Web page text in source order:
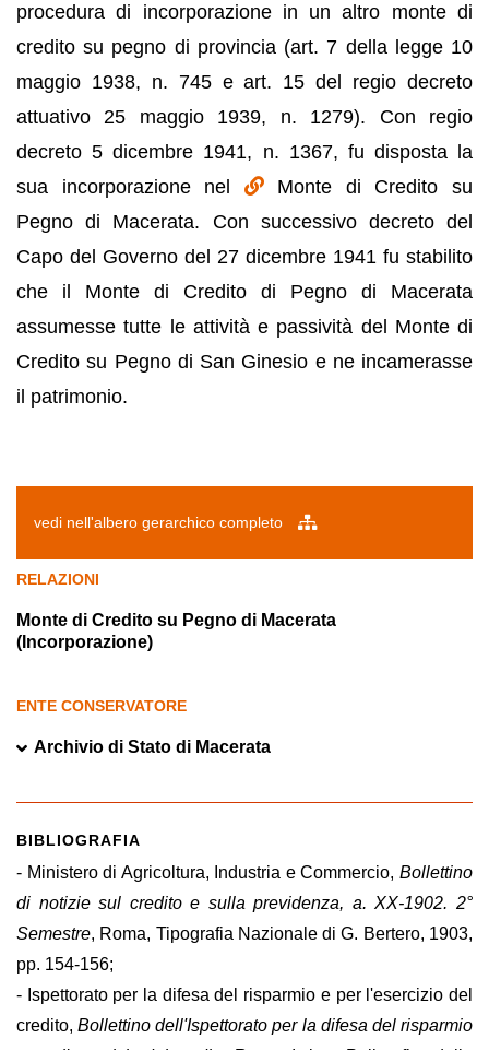
procedura di incorporazione in un altro monte di
credito su pegno di provincia (art. 7 della legge 10
maggio 1938, n. 745 e art. 15 del regio decreto
attuativo 25 maggio 1939, n. 1279). Con regio
decreto 5 dicembre 1941, n. 1367, fu disposta la
sua incorporazione nel
Monte di Credito su
Pegno di Macerata. Con successivo decreto del
Capo del Governo del 27 dicembre 1941 fu stabilito
che il Monte di Credito di Pegno di Macerata
assumesse tutte le attività e passività del Monte di
Credito su Pegno di San Ginesio e ne incamerasse
il patrimonio.
vedi nell'albero gerarchico completo
RELAZIONI
Monte di Credito su Pegno di Macerata
(Incorporazione)
ENTE CONSERVATORE
Archivio di Stato di Macerata
BIBLIOGRAFIA
- Ministero di Agricoltura, Industria e Commercio, Bollettino
di notizie sul credito e sulla previdenza, a. XX-1902. 2°
Semestre, Roma, Tipografia Nazionale di G. Bertero, 1903,
pp. 154-156;
- Ispettorato per la difesa del risparmio e per l'esercizio del
credito,Bollettino dell'Ispettorato per la difesa del risparmio